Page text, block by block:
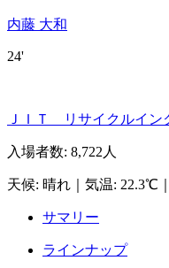
内藤 大和
24'
ＪＩＴ リサイクルイ
入場者数: 8,722人
天候: 晴れ 気温: 22.3℃
サマリー
ラインナップ